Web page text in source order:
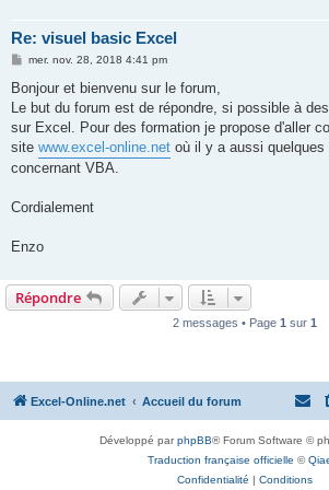
Re: visuel basic Excel
M
s
a
g
mer. nov. 28, 2018 4:41 pm
Bonjour et bienvenu sur le forum,
Le but du forum est de répondre, si possible à
sur Excel. Pour des formation je propose d'aller
site www.excel-online.net où il y a aussi
concernant VBA.
Cordialement
Enzo
Répondre
2 messages • Page 1 sur 1
Excel-Online.net Accueil du forum
Développé parphpBB® Forum Software ©
Traduction française officielle ©
Confidentialité | Conditions